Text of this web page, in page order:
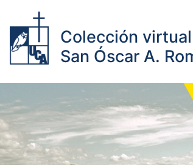
Colección virtual
San Óscar A.